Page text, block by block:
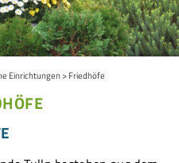
Einrichtungen Friedhöfe